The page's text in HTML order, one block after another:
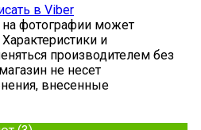
в Viber
на фотографии может
и
производителем без
не несет
внесенные